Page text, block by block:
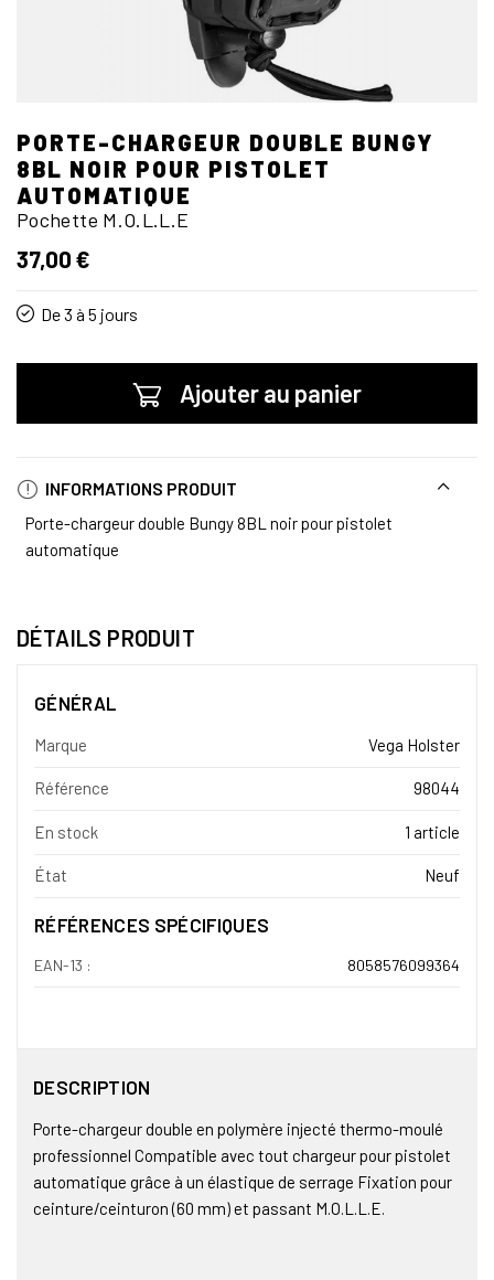
PORTE-CHARGEUR DOUBLE BUNGY
8BL NOIR POUR PISTOLET
AUTOMATIQUE
Pochette M.O.L.L.E
37,00 €
De 3 à 5 jours
Ajouter au panier
INFORMATIONS PRODUIT
Porte-chargeur double Bungy 8BL noir pour pistolet
automatique
DÉTAILS PRODUIT
GÉNÉRAL
Marque Vega Holster
Référence 98044
En stock 1 article
État Neuf
RÉFÉRENCES SPÉCIFIQUES
EAN-13 : 8058576099364
DESCRIPTION
Porte-chargeur double en polymère injecté thermo-moulé
professionnel Compatible avec tout chargeur pour pistolet
automatique grâce à un élastique de serrage Fixation pour
ceinture/ceinturon (60 mm) et passant M.O.L.L.E.